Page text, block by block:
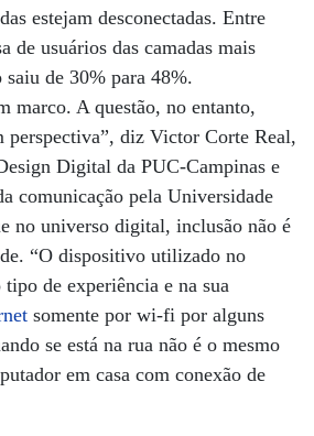
estejam desconectadas. Entre
de usuários das camadas mais
saiu de 30% para 48%.
marco. A questão, no entanto,
perspectiva”, diz Victor Corte Real,
Digital da PUC-Campinas e
comunicação pela Universidade
no universo digital, inclusão não é
“O dispositivo utilizado no
de experiência e na sua
somente por wi-fi por alguns
se está na rua não é o mesmo
em casa com conexão de